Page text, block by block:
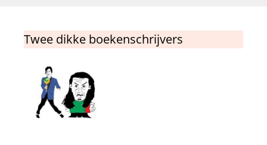
Twee dikke boekenschrijvers